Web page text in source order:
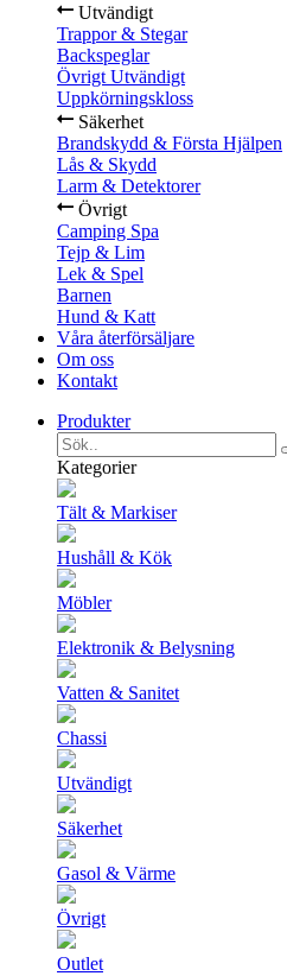
Utvändigt
Trappor & Stegar
Backspeglar
Övrigt Utvändigt
Uppkörningskloss
Säkerhet
Brandskydd & Första Hjälpen
Lås & Skydd
Larm & Detektorer
Övrigt
Camping Spa
Tejp & Lim
Lek & Spel
Barnen
Hund & Katt
Våra återförsäljare
Om oss
Kontakt
Produkter
Kategorier
Tält & Markiser
Hushåll & Kök
Möbler
Elektronik & Belysning
Vatten & Sanitet
Chassi
Utvändigt
Säkerhet
Gasol & Värme
Övrigt
Outlet